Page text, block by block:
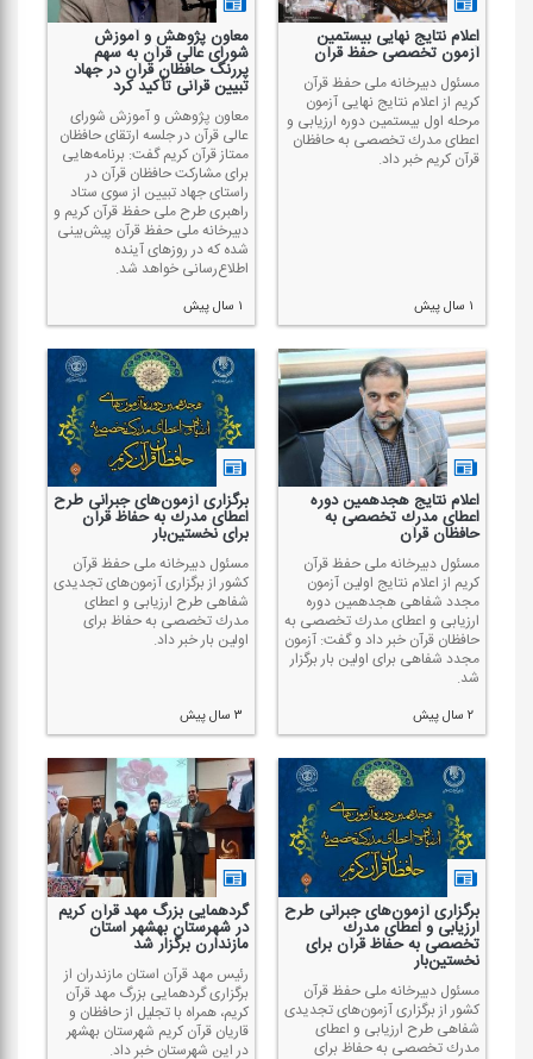
اعلام نتایج نهایی بیستمین
آزمون تخصصی حفظ قرآن
مسئول دبیرخانه ملی حفظ قرآن
كریم از اعلام نتایج نهایی آزمون
مرحله اول بیستمین دوره ارزیابی و
اعطای مدرك تخصصی به حافظان
قرآن كریم خبر داد.
۱ سال پیش
معاون پژوهش و آموزش
شورای عالی قرآن به سهم
پررنگ حافظان قرآن در جهاد
تبیین قرآنی تأكید كرد
معاون پژوهش و آموزش شورای
عالی قرآن در جلسه ارتقای حافظان
ممتاز قرآن كریم گفت: برنامه‌هایی
برای مشاركت حافظان قرآن در
راستای جهاد تبیین از سوی ستاد
راهبری طرح ملی حفظ قرآن كریم و
دبیرخانه ملی حفظ قرآن پیش‌بینی
شده كه در روزهای آینده
اطلاع‌رسانی خواهد شد.
۱ سال پیش
اعلام نتایج هجدهمین دوره
اعطای مدرك تخصصی به
حافظان قرآن
مسئول دبیرخانه ملی حفظ قرآن
كریم از اعلام نتایج اولین آزمون
مجدد شفاهی هجدهمین دوره
ارزیابی و اعطای مدرك تخصصی به
حافظان قرآن خبر داد و گفت: آزمون
مجدد شفاهی برای اولین بار برگزار
شد.
۲ سال پیش
برگزاری آزمون‌های جبرانی طرح
اعطای مدرك به حفاظ قرآن
برای نخستین‌بار
مسئول دبیرخانه ملی حفظ قرآن
كشور از برگزاری آزمون‌های تجدیدی
شفاهی طرح ارزیابی و اعطای
مدرك تخصصی به حفاظ برای
اولین بار خبر داد.
۳ سال پیش
برگزاری آزمون‌های جبرانی طرح
ارزیابی و اعطای مدرك
تخصصی به حفاظ قرآن برای
نخستین‌بار
مسئول دبیرخانه ملی حفظ قرآن
كشور از برگزاری آزمون‌های تجدیدی
شفاهی طرح ارزیابی و اعطای
مدرك تخصصی به حفاظ برای
گردهمایی بزرگ مهد قرآن كریم
در شهرستان بهشهر استان
مازندارن برگزار شد
رئیس مهد قرآن استان مازندران از
برگزاری گردهمایی بزرگ مهد قرآن
كریم، همراه با تجلیل از حافظان و
قاریان قرآن كریم شهرستان بهشهر
در این شهرستان خبر داد.